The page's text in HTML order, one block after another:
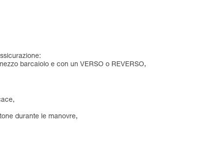
barcaiolo e con un VERSO o REVERSO,
durante le manovre,